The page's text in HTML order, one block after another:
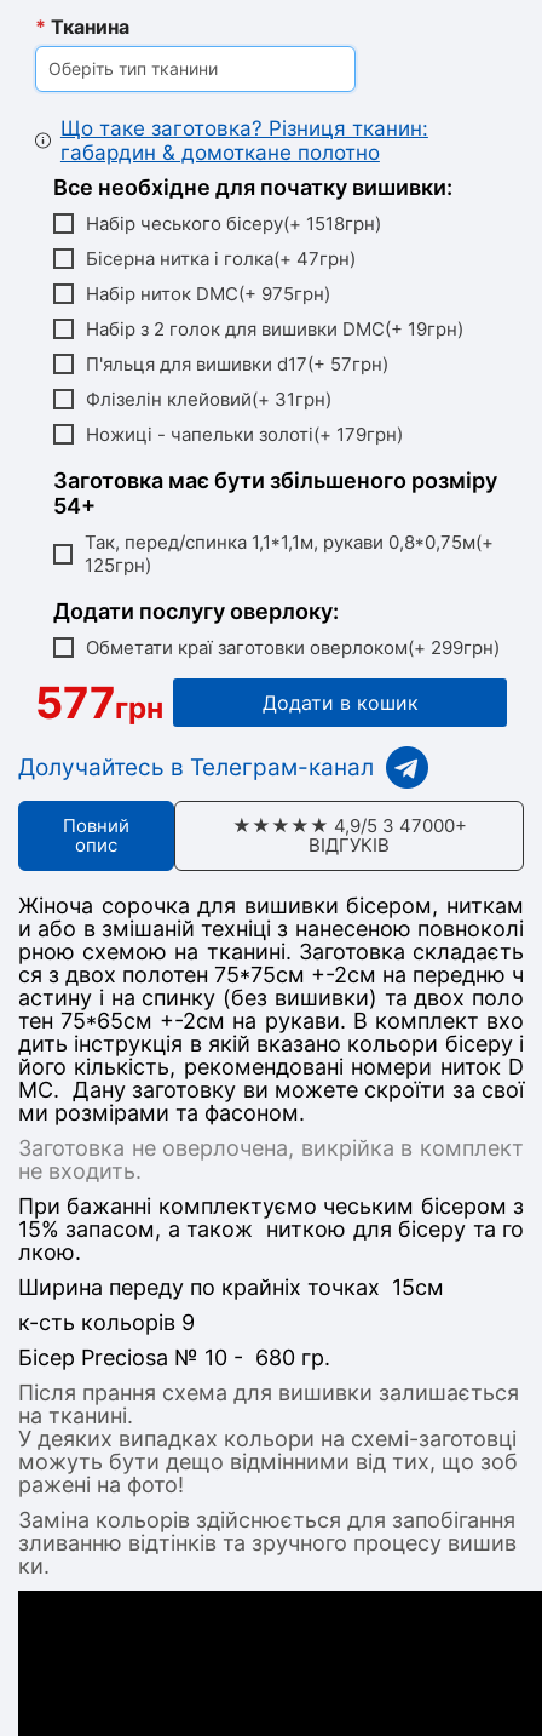
* Тканина
Оберіть тип тканини
Що таке заготовка? Різниця тканин:
габардин & домоткане полотно
Все необхідне для початку вишивки:
Набір чеського бісеру(+ 1518грн)
Бісерна нитка і голка(+ 47грн)
Набір ниток DMC(+ 975грн)
Набір з 2 голок для вишивки DMC(+ 19грн)
П'яльця для вишивки d17(+ 57грн)
Флізелін клейовий(+ 31грн)
Ножиці - чапельки золоті(+ 179грн)
Заготовка має бути збільшеного розміру
54+
Так, перед/спинка 1,1*1,1м, рукави 0,8*0,75м(+
125грн)
Додати послугу оверлоку:
Обметати краї заготовки оверлоком(+ 299грн)
577грн Додати в кошик
Долучайтесь в Телеграм-канал
Повний
опис
★★★★★ 4,9/5 З 47000+
ВІДГУКІВ
Жіноча сорочка для вишивки бісером, ниткам
и або в змішаній техніці з нанесеною повноколі
рною схемою на тканині. Заготовка складаєть
ся з двох полотен 75*75см +-2см на передню ч
астину і на спинку (без вишивки) та двох поло
тен 75*65см +-2см на рукави. В комплект вхо
дить інструкція в якій вказано кольори бісеру і
його кількість, рекомендовані номери ниток D
MC. Дану заготовку ви можете скроїти за свої
ми розмірами та фасоном.
Заготовка не оверлочена, викрійка в комплект
не входить.
При бажанні комплектуємо чеським бісером з
15% запасом, а також ниткою для бісеру та го
лкою.
Ширина переду по крайніх точках 15см
к-сть кольорів 9
Бісер Preciosa № 10 - 680 гр.
Після прання схема для вишивки залишається
на тканині.
У деяких випадках кольори на схемі-заготовці
можуть бути дещо відмінними від тих, що зоб
ражені на фото!
Заміна кольорів здійснюється для запобігання
зливанню відтінків та зручного процесу вишив
ки.